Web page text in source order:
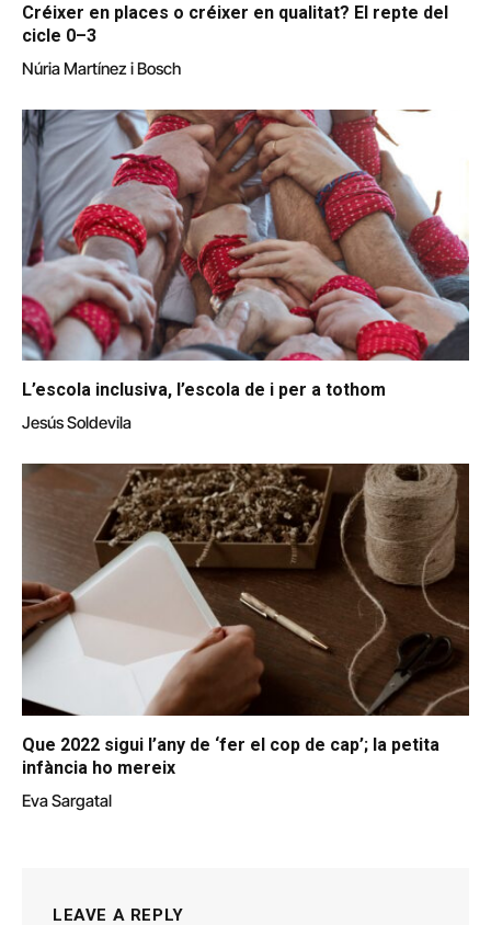
Créixer en places o créixer en qualitat? El repte del
cicle 0–3
Núria Martínez i Bosch
L’escola inclusiva, l’escola de i per a tothom
Jesús Soldevila
Que 2022 sigui l’any de ‘fer el cop de cap’; la petita
infància ho mereix
Eva Sargatal
LEAVE A REPLY